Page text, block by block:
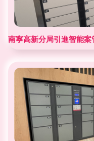
南寧高新分局引進智能